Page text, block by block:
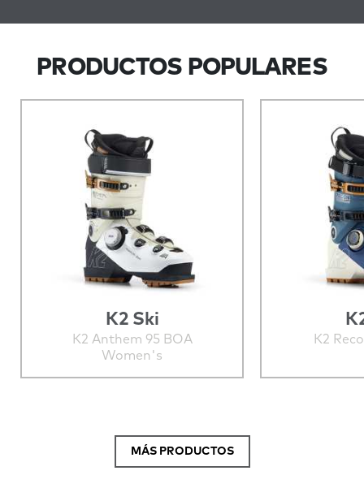
PRODUCTOS POPULARES
K2 Ski
K2 Anthem 95 BOA
Women's
K2
MÁS PRODUCTOS